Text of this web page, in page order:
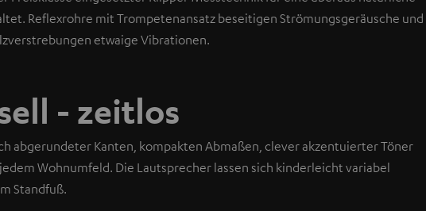
Reflexrohre mit Trompetenansatz beseitigen Strömungsgeräusche und
etwaige Vibrationen.
- zeitlos
abgerundeter Kanten, kompakten Abmaßen, clever akzentuierter Töner
Wohnumfeld. Die Lautsprecher lassen sich kinderleicht variabel
Standfuß.